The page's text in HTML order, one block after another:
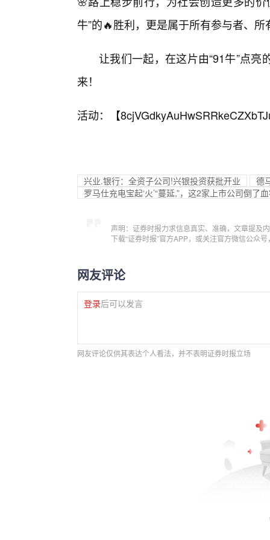
牛”的🔥胜利，更是属于所有参与者、
让我们一起，在这片由“91牛”点
来！
活动：【
兴业.银行：全资子公司!兴银投资获批开业
德
罗马仕充电宝起‘火’“蔓延,”，这2家上市公司倒了
声明：证券时报力求信息真实、准确，文章提及
下载“证券时报”官方APP，或关注官方微信公众
网友评论
登录后可以发言
网友评论仅供其表达个人看法，并不表明证券时报立场